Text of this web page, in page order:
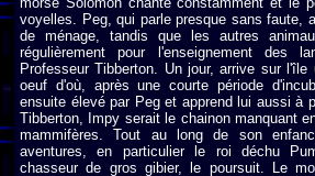
voyelles. Peg, qui parle presque sans faute,
de ménage, tandis que les autres
régulièrement pour l'enseignement des
Professeur Tibberton. Un jour, arrive sur
oeuf d'où, après une courte période
ensuite élevé par Peg et apprend lui aussi à
Tibberton, Impy serait le chainon manquant
mammifères. Tout au long de son
aventures, en particulier le roi déchu
chasseur de gros gibier, le poursuit. Le